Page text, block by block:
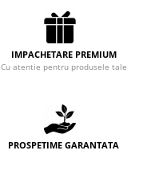
IMPACHETARE PREMIUM
Cu atentie pentru produsele tale
PROSPETIME GARANTATA